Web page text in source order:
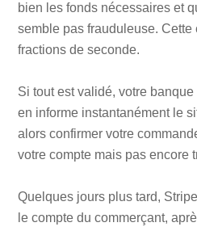
bien les fonds nécessaires et
semble pas frauduleuse.
fractions de seconde.
Si tout est validé, votre
en informe instantanément le
alors confirmer votre
votre compte mais pas encore
Quelques jours plus tard,
le compte du commerçant,